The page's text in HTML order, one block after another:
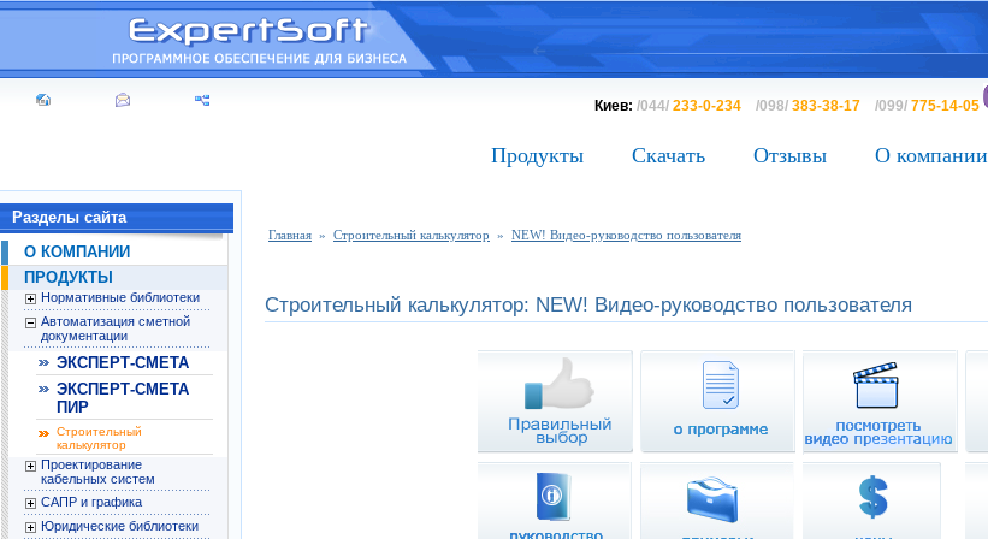
Киев: /044/ 233-0-234 /098/ 383-38-17 /099/ 775-14-05
Продукты Скачать Отзывы О компании
Разделы сайта
О КОМПАНИИ
ПРОДУКТЫ
Нормативные библиотеки
Автоматизация сметной
документации
ЭКСПЕРТ-СМЕТА
ЭКСПЕРТ-СМЕТА
ПИР
Строительный
калькулятор
Проектирование
кабельных систем
САПР и графика
Юридические библиотеки
Главная » Строительный калькулятор » NEW! Видео-руководство пользователя
Строительный калькулятор: NEW! Видео-руководство пользователя